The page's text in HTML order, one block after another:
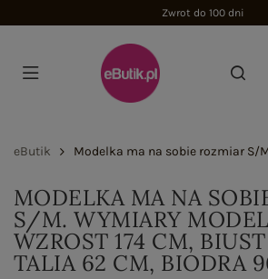
Zwrot do 100 dni
eButik Modelka ma na sobie rozmiar S/
MODELKA MA NA
S/M. WYMIARY
WZROST 174 CM,
TALIA 62 CM, BIODRA